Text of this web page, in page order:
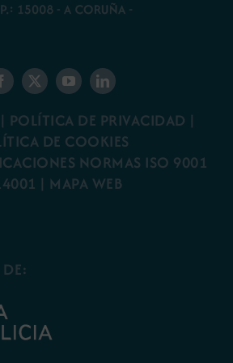
| POLÍTICA DE PRIVACIDAD |
DE COOKIES
NORMAS ISO 9001
| MAPA WEB